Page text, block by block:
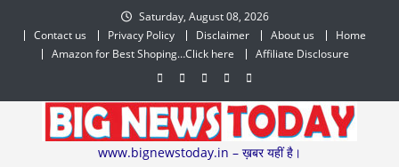
content
Saturday, August 08, 2026
Contact us
Privacy Policy Disclaimer About us
Home
Amazon for Best Shoping…Click here
Affiliate Disclosure
www.bignewstoday.in – ख़बर यहीं है।